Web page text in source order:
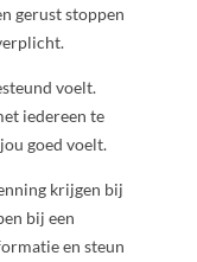
gerust stoppen
voelt.
iedereen te
goed voelt.
krijgen bij
bij een
en steun